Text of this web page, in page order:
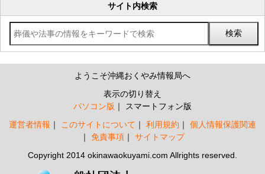
サイト内検索
ようこそ沖縄おくやみ情報局へ
表示の切り替え
パソコン版
スマートフォン版
運営者情報
このサイトについて 利用規約
個人情報保護関連
免責事項
サイトマップ
Copyright 2014 okinawaokuyami.com Allrights reserved.